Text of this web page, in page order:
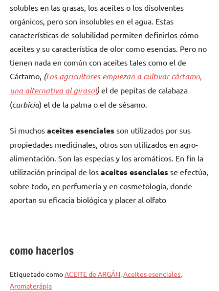
solubles en las grasas, los aceites o los disolventes
orgánicos, pero son insolubles en el agua. Estas
características de solubilidad permiten definirlos cómo
aceites y su característica de olor como esencias. Pero no
tienen nada en común con aceites tales como el de
Cártamo, (Los agricultores empiezan a cultivar cártamo,
una alternativa al girasol) el de pepitas de calabaza
(curbícia) el de la palma o el de sésamo.
Si muchos aceites esenciales son utilizados por sus
propiedades medicinales, otros son utilizados en agro-
alimentación. Son las especias y los aromáticos. En fin la
utilización principal de los aceites esenciales se efectúa,
sobre todo, en perfumería y en cosmetología, donde
aportan su eficacia biológica y placer al olfato
como hacerlos
Etiquetado comoACEITE de ARGÁN,Aceites esenciales,
Aromaterápia